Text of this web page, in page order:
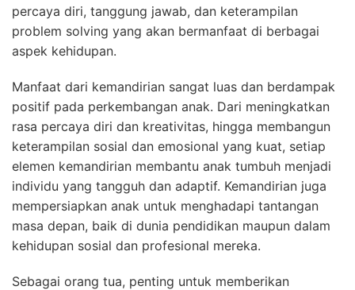
percaya diri, tanggung jawab, dan keterampilan
problem solving yang akan bermanfaat di berbagai
aspek kehidupan.
Manfaat dari kemandirian sangat luas dan berdampak
positif pada perkembangan anak. Dari meningkatkan
rasa percaya diri dan kreativitas, hingga membangun
keterampilan sosial dan emosional yang kuat, setiap
elemen kemandirian membantu anak tumbuh menjadi
individu yang tangguh dan adaptif. Kemandirian juga
mempersiapkan anak untuk menghadapi tantangan
masa depan, baik di dunia pendidikan maupun dalam
kehidupan sosial dan profesional mereka.
Sebagai orang tua, penting untuk memberikan